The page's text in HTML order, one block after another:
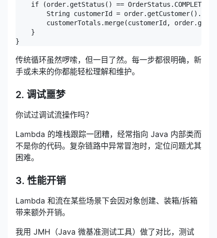
if (order.getStatus() == OrderStatus.COMPLETED)
String customerId =
customerTotals.merge(customerId,
    }
传统循环虽然啰嗦，但一目了然。每一步都很明确，新
手或未来的你都能轻松理解和维护。
2. 调试噩梦
你试过调试流操作吗？
Lambda 的堆栈跟踪一团糟，经常指向 Java 内部类而
不是你的代码。复杂链路中异常冒泡时，定位问题尤其
困难。
3. 性能开销
Lambda 和流在某些场景下会因对象创建、装箱/拆箱
带来额外开销。
我用 JMH（Java 微基准测试工具）做了对比，测试